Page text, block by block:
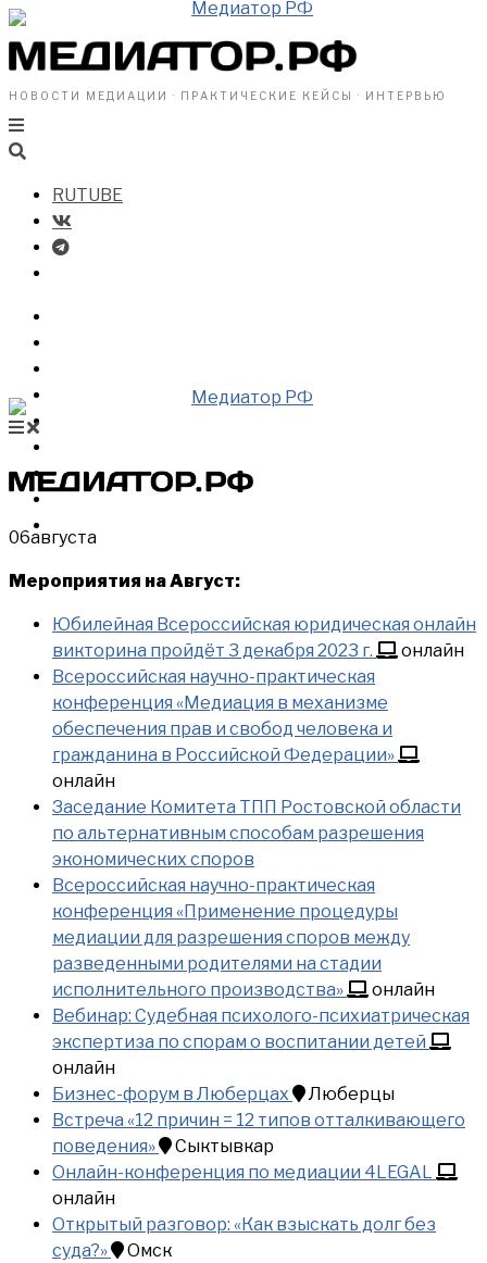
НОВОСТИ МЕДИАЦИИ · ПРАКТИЧЕСКИЕ КЕЙСЫ · ИНТЕРВЬЮ
RUTUBE
ВИДЕО
06августа
Мероприятия на Август:
Юбилейная Всероссийская юридическая онлайн
викторина пройдёт 3 декабря 2023 г.
онлайн
Всероссийская научно-практическая
конференция «Медиация в механизме
обеспечения прав и свобод человека и
гражданина в Российской Федерации»
онлайн
Заседание Комитета ТПП Ростовской области
по альтернативным способам разрешения
экономических споров
Всероссийская научно-практическая
конференция «Применение процедуры
медиации для разрешения споров между
разведенными родителями на стадии
исполнительного производства»
онлайн
Вебинар: Судебная психолого-психиатрическая
экспертиза по спорам о воспитании детей
онлайн
Бизнес-форум в Люберцах
Люберцы
Встреча «12 причин = 12 типов отталкивающего
поведения»
Сыктывкар
Онлайн-конференция по медиации 4LEGAL
онлайн
Открытый разговор: «Как взыскать долг без
суда?»
Омск